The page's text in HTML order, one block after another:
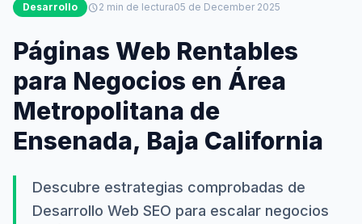
Desarrollo schedule2 min de lectura05 de December 2025
Páginas Web Rentables
para Negocios en Área
Metropolitana de
Ensenada, Baja California
Descubre estrategias comprobadas de
Desarrollo Web SEO para escalar negocios